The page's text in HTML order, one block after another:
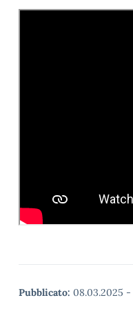
Pubblicato: 08.03.2025 -